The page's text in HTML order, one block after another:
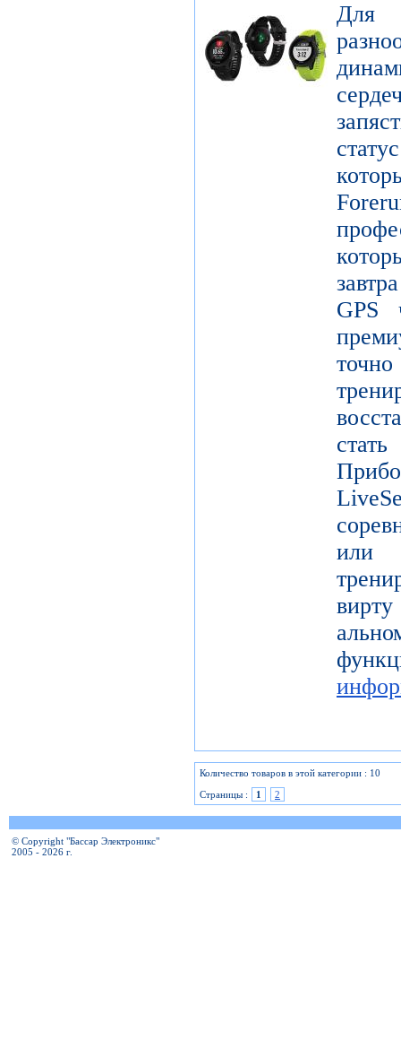
Для
GPS
или
вирту
Количество товаров в этой категории : 10
Страницы :
1 2
© Copyright "Бассар Электроникс"
2005 - 2026 г.